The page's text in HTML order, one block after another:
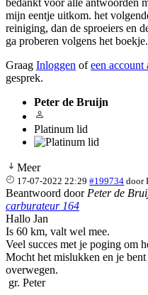
bedankt voor alle antwoorden
mijn eentje uitkom. het
reiniging, dan de sproeiers en
ga proberen volgens het boekje.
Graag Inloggen ofeen account
gesprek.
Peter de Bruijn
Platinum lid
Meer
17-07-2022 22:29 #199734 door
Beantwoord door Peter de
carburateur 164
Hallo Jan
Is 60 km, valt wel mee.
Veel succes met je poging om
Mocht het mislukken en je
overwegen.
gr. Peter